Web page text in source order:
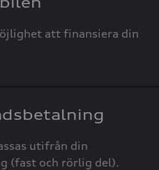
att finansiera din
utifrån din
(fast och rörlig del).